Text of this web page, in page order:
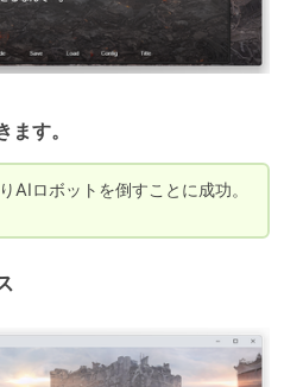
す。
AIロボットを倒すことに成功。